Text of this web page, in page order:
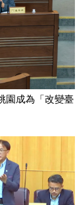
園成為「改變臺